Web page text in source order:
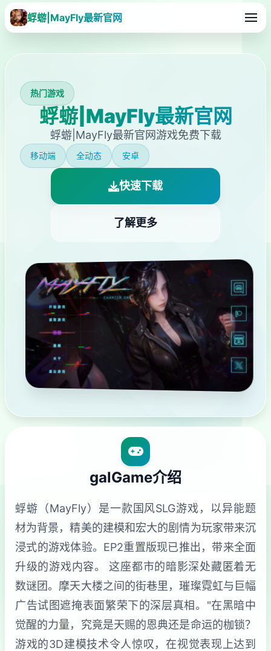
蜉蝣|MayFly最新官网
热门游戏
蜉蝣|MayFly最新官网
蜉蝣|MayFly最新官网游戏免费下载
移动端 全动态 安卓
快速下载
了解更多
galGame介绍
蜉蝣（MayFly）是一款国风SLG游戏，以异能题
材为背景，精美的建模和宏大的剧情为玩家带来沉
浸式的游戏体验。EP2重置版现已推出，带来全面
升级的游戏内容。 这座都市的暗影深处藏匿着无
数谜团。摩天大楼之间的街巷里，璀璨霓虹与巨幅
广告试图遮掩表面繁荣下的深层真相。"在黑暗中
觉醒的力量，究竟是天赐的恩典还是命运的枷锁？
游戏的3D建模技术令人惊叹，在视觉表现上达到